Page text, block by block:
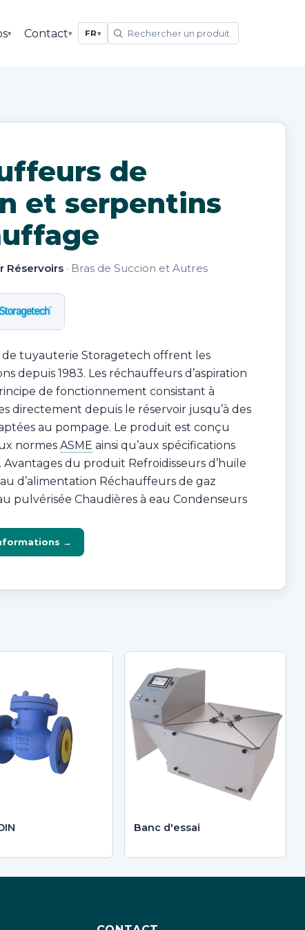
▾ Contact▾ FR▾
de
et serpentins
Réservoirs· Bras de Succion et Autres
de tuyauterie Storagetech offrent les
depuis 1983. Les réchauffeurs d’aspiration
de fonctionnement consistant à
directement depuis le réservoir jusqu’à des
au pompage. Le produit est conçu
normes ASME ainsi qu’aux spécifications
. Avantages du produit Refroidisseurs d’huile
d’alimentation Réchauffeurs de gaz
pulvérisée Chaudières à eau Condenseurs
→
Banc d'essai